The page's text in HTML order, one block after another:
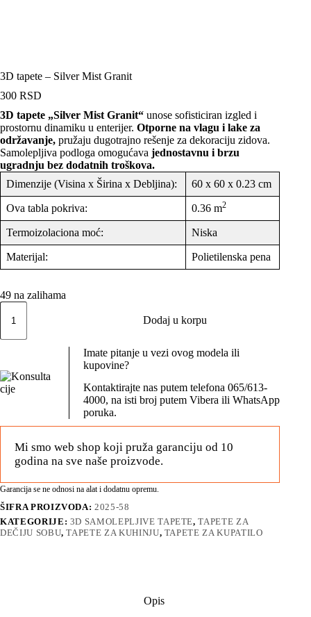
3D tapete – Silver Mist Granit
300 RSD
3D tapete „Silver Mist Granit“ unose sofisticiran izgled i
prostornu dinamiku u enterijer. Otporne na vlagu i lake za
održavanje, pružaju dugotrajno rešenje za dekoraciju zidova.
Samolepljiva podloga omogućava jednostavnu i brzu
ugradnju bez dodatnih troškova.
Dimenzije (Visina x Širina x Debljina):
60 x 60 x 0.23 cm
Ova tabla pokriva: 0.36 m2
Termoizolaciona moć: Niska
Materijal: Polietilenska pena
49 na zalihama
3D
tapete
Silver
količina
Dodaj u korpu
Imate pitanje u vezi ovog modela ili
kupovine?
Kontaktirajte nas putem telefona 065/613-
4000, na isti broj putem Vibera ili WhatsApp
poruka.
Mi smo web shop koji pruža garanciju od 10
godina na sve naše proizvode.
Garancija se ne odnosi na alat i dodatnu opremu.
ŠIFRA PROIZVODA:2025-58
KATEGORIJE: 3D SAMOLEPLJIVE TAPETE,TAPETE ZA
DEČIJU SOBU,TAPETE ZA KUHINJU, TAPETE ZA KUPATILO
Opis